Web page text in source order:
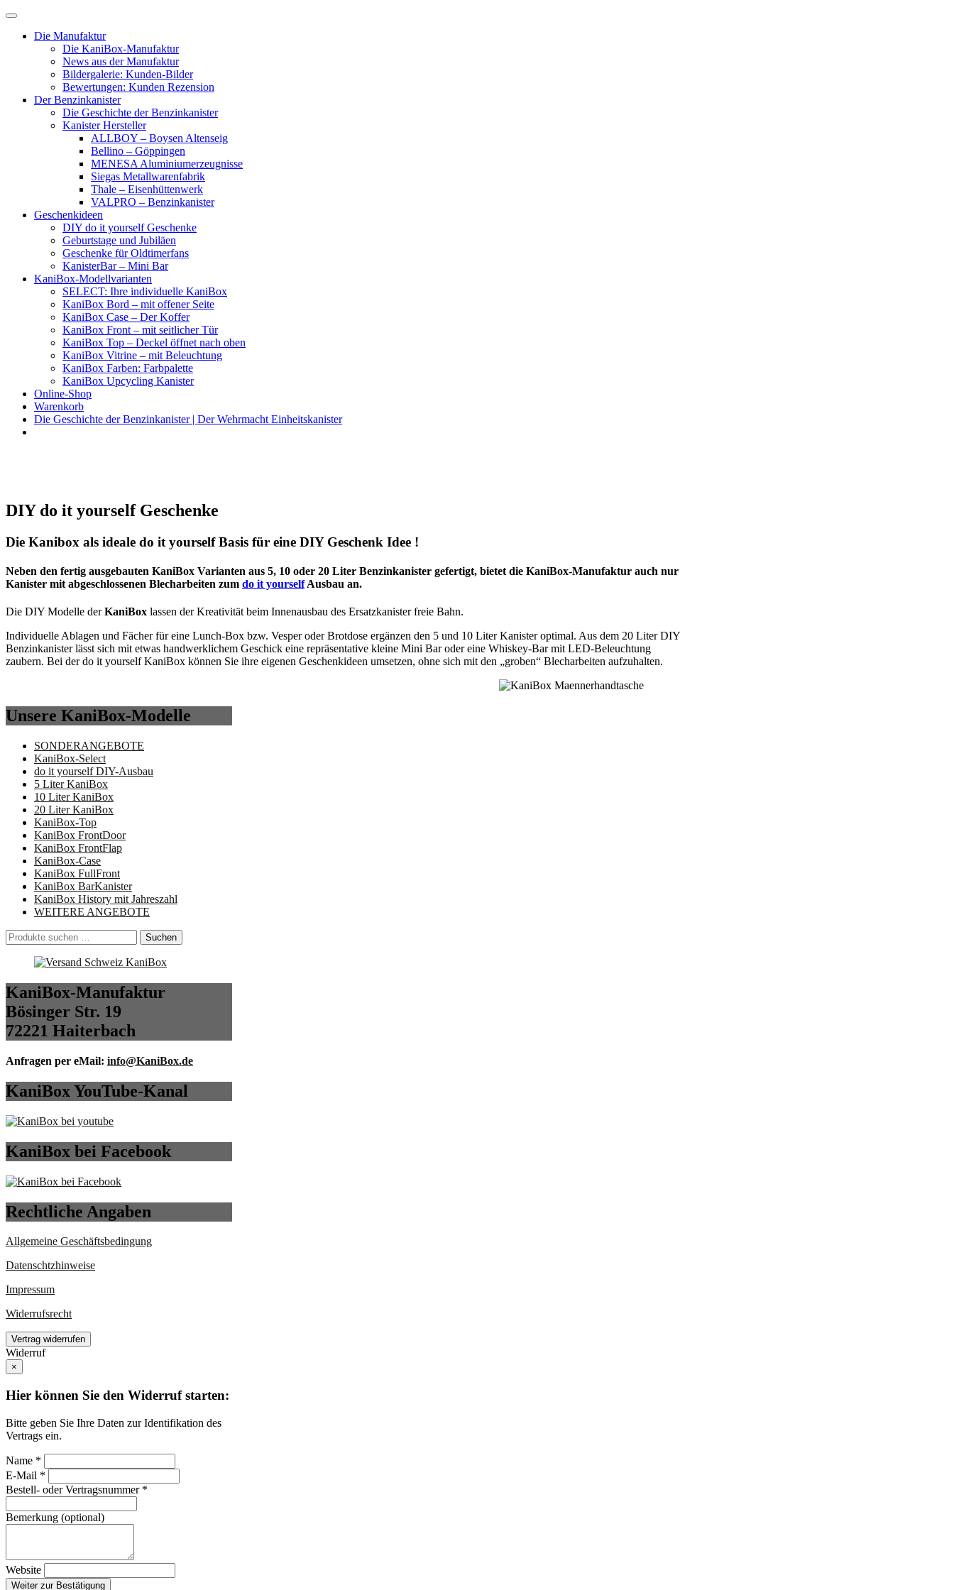
Skip
contentDie Manufaktur
Die KaniBox-Manufaktur
News aus der Manufaktur
Bildergalerie: Kunden-Bilder
Bewertungen: Kunden Rezension
Der Benzinkanister
Die Geschichte der Benzinkanister
Kanister Hersteller
ALLBOY – Boysen Altenseig
Bellino – Göppingen
MENESA Aluminiumerzeugnisse
Siegas Metallwarenfabrik
Thale – Eisenhüttenwerk
VALPRO – Benzinkanister
Geschenkideen
DIY do it yourself Geschenke
Geburtstage und Jubiläen
Geschenke für Oldtimerfans
KanisterBar – Mini Bar
KaniBox-Modellvarianten
SELECT: Ihre individuelle KaniBox
KaniBox Bord – mit offener Seite
KaniBox Case – Der Koffer
KaniBox Front – mit seitlicher Tür
KaniBox Top – Deckel öffnet nach oben
KaniBox Vitrine – mit Beleuchtung
KaniBox Farben: Farbpalette
KaniBox Upcycling Kanister
Online-Shop
Warenkorb
Die Geschichte der Benzinkanister | Der Wehrmacht Einheitskanister
DIY do it yourself Geschenke
Die Kanibox als ideale do it yourself Basis für eine DIY Geschenk Idee !
Neben den fertig ausgebauten KaniBox Varianten aus 5, 10 oder 20 Liter Benzinkanister gefertigt, bietet die KaniBox-Manufaktur auch nur
Kanister mit abgeschlossenen Blecharbeiten zum do it yourselfAusbau an.
Die DIY Modelle derKaniBox lassen der Kreativität beim Innenausbau des Ersatzkanister freie Bahn.
Individuelle Ablagen und Fächer für eine Lunch-Box bzw. Vesper oder Brotdose ergänzen den 5 und 10 Liter Kanister optimal. Aus dem 20 Liter DIY
Benzinkanister lässt sich mit etwas handwerklichem Geschick eine repräsentative kleine Mini Bar oder eine Whiskey-Bar mit LED-Beleuchtung
zaubern. Bei der do it yourself KaniBox können Sie ihre eigenen Geschenkideen umsetzen, ohne sich mit den „groben“ Blecharbeiten aufzuhalten.
Unsere KaniBox-Modelle
SONDERANGEBOTE
KaniBox-Select
do it yourself DIY-Ausbau
5 Liter KaniBox
10 Liter KaniBox
20 Liter KaniBox
KaniBox-Top
KaniBox FrontDoor
KaniBox FrontFlap
KaniBox-Case
KaniBox FullFront
KaniBox BarKanister
KaniBox History mit Jahreszahl
WEITERE ANGEBOTE
Suchen
nach:
Suchen
KaniBox-Manufaktur
Bösinger Str. 19
72221 Haiterbach
Anfragen per eMail: info@KaniBox.de
KaniBox YouTube-Kanal
KaniBox bei Facebook
Rechtliche Angaben
Allgemeine Geschäftsbedingung
Datenschtzhinweise
Impressum
Widerrufsrecht
Vertrag widerrufen
Widerruf
×
Hier können Sie den Widerruf starten:
Bitte geben Sie Ihre Daten zur Identifikation des
Vertrags ein.
Name *
E-Mail *
Bestell- oder Vertragsnummer *
Bemerkung (optional)
Website
Weiter zur Bestätigung